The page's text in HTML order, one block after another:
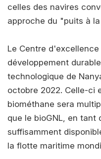
celles des navires
approche du "puits à la
Le Centre
développement
technologique de
octobre 2022. Celle-ci
biométhane sera
que le bioGNL, en tant
suffisamment
la flotte maritime